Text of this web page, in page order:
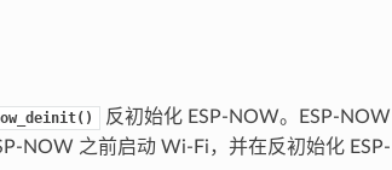
反初始化 ESP-NOW。ESP-NOW
NOW 之前启动 Wi-Fi，并在反初始化 ESP-